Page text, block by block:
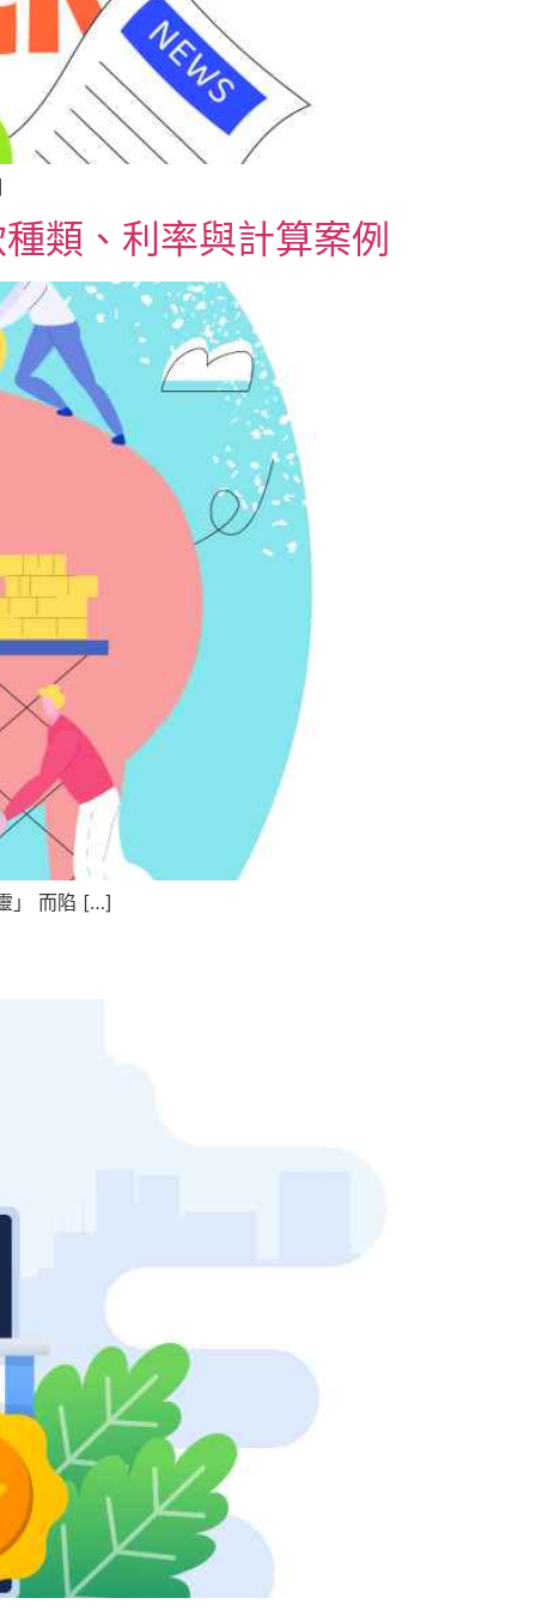
類、利率與計算案例
」 而陷 […]